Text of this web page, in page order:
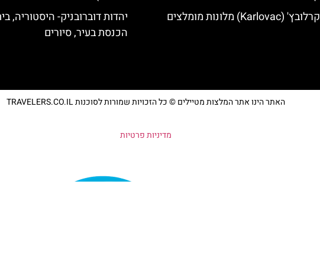
קרלובץ' (Karlovac) מלונות מומלצים
יהדות דוברובניק- היסטוריה,
הכנסת בעיר, סיורים
האתר הינו אתר המלצות מטיילים © כל הזכויות שמורות לסוכנות TRAVELERS.CO.IL
מדיניות פרטיות